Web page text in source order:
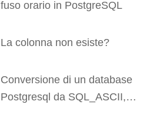
fuso orario in PostgreSQL
La colonna non esiste?
Conversione di un database
Postgresql da SQL_ASCII,